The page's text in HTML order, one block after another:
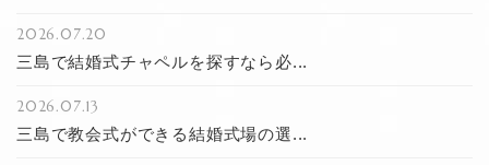
2026.07.20
三島で結婚式チャペルを探すなら必...
2026.07.13
三島で教会式ができる結婚式場の選...